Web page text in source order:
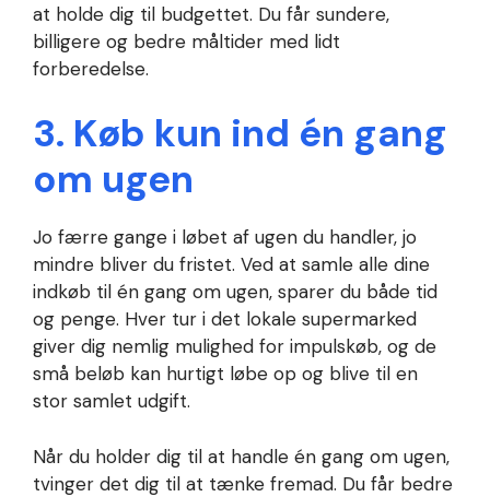
at holde dig til budgettet. Du får sundere,
billigere og bedre måltider med lidt
forberedelse.
3. Køb kun ind én gang
om ugen
Jo færre gange i løbet af ugen du handler, jo
mindre bliver du fristet. Ved at samle alle dine
indkøb til én gang om ugen, sparer du både tid
og penge. Hver tur i det lokale supermarked
giver dig nemlig mulighed for impulskøb, og de
små beløb kan hurtigt løbe op og blive til en
stor samlet udgift.
Når du holder dig til at handle én gang om ugen,
tvinger det dig til at tænke fremad. Du får bedre